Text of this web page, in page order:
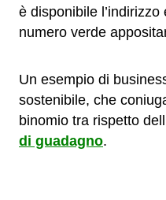
è disponibile
numero verde
Un esempio di
sostenibile, che
binomio tra rispetto
di guadagno.